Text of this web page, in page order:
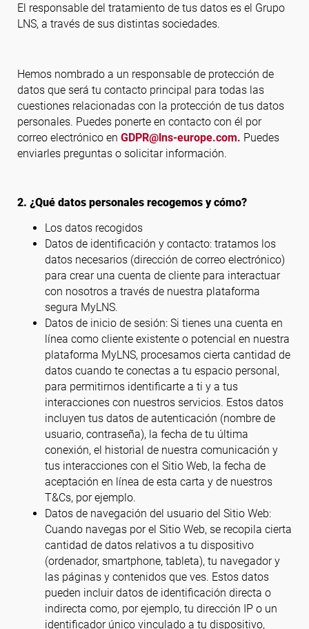
El responsable del tratamiento de tus datos es el Grupo
LNS, a través de sus distintas sociedades.
Hemos nombrado a un responsable de protección de
datos que será tu contacto principal para todas las
cuestiones relacionadas con la protección de tus datos
personales. Puedes ponerte en contacto con él por
correo electrónico en GDPR@lns-europe.com. Puedes
enviarles preguntas o solicitar información.
2. ¿Qué datos personales recogemos y cómo?
Los datos recogidos
Datos de identificación y contacto: tratamos los
datos necesarios (dirección de correo electrónico)
para crear una cuenta de cliente para interactuar
con nosotros a través de nuestra plataforma
segura MyLNS.
Datos de inicio de sesión: Si tienes una cuenta en
línea como cliente existente o potencial en nuestra
plataforma MyLNS, procesamos cierta cantidad de
datos cuando te conectas a tu espacio personal,
para permitirnos identificarte a ti y a tus
interacciones con nuestros servicios. Estos datos
incluyen tus datos de autenticación (nombre de
usuario, contraseña), la fecha de tu última
conexión, el historial de nuestra comunicación y
tus interacciones con el Sitio Web, la fecha de
aceptación en línea de esta carta y de nuestros
T&Cs, por ejemplo.
Datos de navegación del usuario del Sitio Web:
Cuando navegas por el Sitio Web, se recopila cierta
cantidad de datos relativos a tu dispositivo
(ordenador, smartphone, tableta), tu navegador y
las páginas y contenidos que ves. Estos datos
pueden incluir datos de identificación directa o
indirecta como, por ejemplo, tu dirección IP o un
identificador único vinculado a tu dispositivo,